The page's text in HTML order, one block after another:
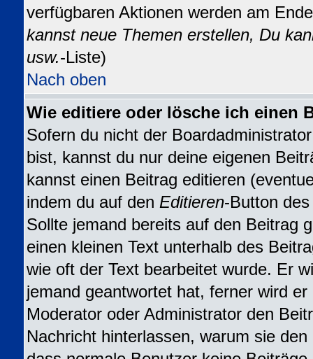
verfügbaren Aktionen werden am
kannst neue Themen erstellen, Du
usw.-Liste)
Nach oben
Wie editiere oder lösche ich einen
Sofern du nicht der
bist, kannst du nur deine eigenen
kannst einen Beitrag editieren
indem du auf den Editieren-Button
Sollte jemand bereits auf den Beitrag
einen kleinen Text unterhalb des
wie oft der Text bearbeitet wurde. Er
jemand geantwortet hat, ferner wird
Moderator oder Administrator den
Nachricht hinterlassen, warum sie